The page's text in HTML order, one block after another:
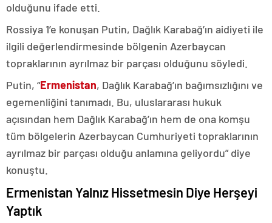
olduğunu ifade etti.
Rossiya 1’e konuşan Putin, Dağlık Karabağ’ın aidiyeti ile
ilgili değerlendirmesinde bölgenin Azerbaycan
topraklarının ayrılmaz bir parçası olduğunu söyledi.
Putin, “Ermenistan, Dağlık Karabağ’ın bağımsızlığını ve
egemenliğini tanımadı. Bu, uluslararası hukuk
açısından hem Dağlık Karabağ’ın hem de ona komşu
tüm bölgelerin Azerbaycan Cumhuriyeti topraklarının
ayrılmaz bir parçası olduğu anlamına geliyordu” diye
konuştu.
Ermenistan Yalnız Hissetmesin Diye Herşeyi
Yaptık